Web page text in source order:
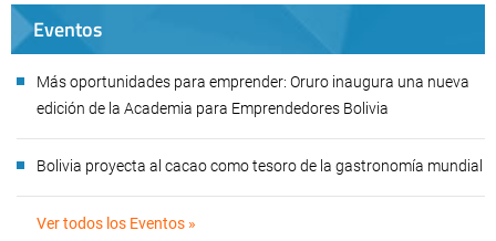
Eventos
Más oportunidades para emprender: Oruro inaugura una nueva
edición de la Academia para Emprendedores Bolivia
Bolivia proyecta al cacao como tesoro de la gastronomía mundial
Ver todos los Eventos »